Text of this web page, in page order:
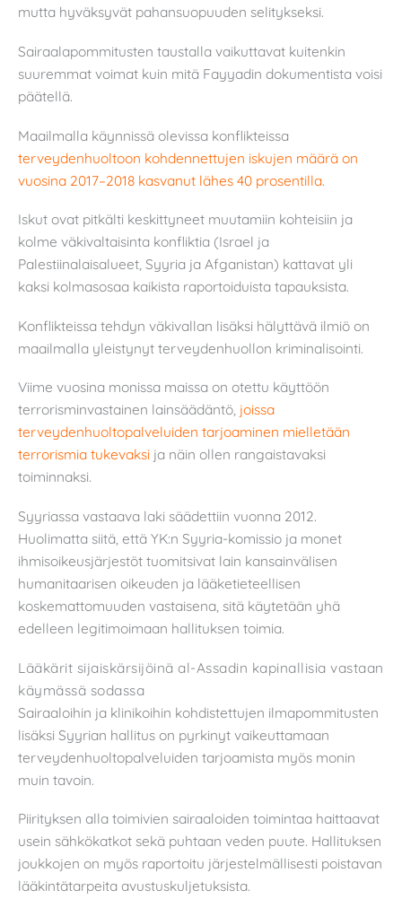
mutta hyväksyvät pahansuopuuden selitykseksi.
Sairaalapommitusten taustalla vaikuttavat kuitenkin
suuremmat voimat kuin mitä Fayyadin dokumentista voisi
päätellä.
Maailmalla käynnissä olevissa konflikteissa
terveydenhuoltoon kohdennettujen iskujen määrä on
vuosina 2017–2018 kasvanut lähes 40 prosentilla.
Iskut ovat pitkälti keskittyneet muutamiin kohteisiin ja
kolme väkivaltaisinta konfliktia (Israel ja
Palestiinalaisalueet, Syyria ja Afganistan) kattavat yli
kaksi kolmasosaa kaikista raportoiduista tapauksista.
Konflikteissa tehdyn väkivallan lisäksi hälyttävä ilmiö on
maailmalla yleistynyt terveydenhuollon kriminalisointi.
Viime vuosina monissa maissa on otettu käyttöön
terrorisminvastainen lainsäädäntö, joissa
terveydenhuoltopalveluiden tarjoaminen mielletään
terrorismia tukevaksi ja näin ollen rangaistavaksi
toiminnaksi.
Syyriassa vastaava laki säädettiin vuonna 2012.
Huolimatta siitä, että YK:n Syyria-komissio ja monet
ihmisoikeusjärjestöt tuomitsivat lain kansainvälisen
humanitaarisen oikeuden ja lääketieteellisen
koskemattomuuden vastaisena, sitä käytetään yhä
edelleen legitimoimaan hallituksen toimia.
Lääkärit sijaiskärsijöinä al-Assadin kapinallisia vastaan
käymässä sodassa
Sairaaloihin ja klinikoihin kohdistettujen ilmapommitusten
lisäksi Syyrian hallitus on pyrkinyt vaikeuttamaan
terveydenhuoltopalveluiden tarjoamista myös monin
muin tavoin.
Piirityksen alla toimivien sairaaloiden toimintaa haittaavat
usein sähkökatkot sekä puhtaan veden puute. Hallituksen
joukkojen on myös raportoitu järjestelmällisesti poistavan
lääkintätarpeita avustuskuljetuksista.